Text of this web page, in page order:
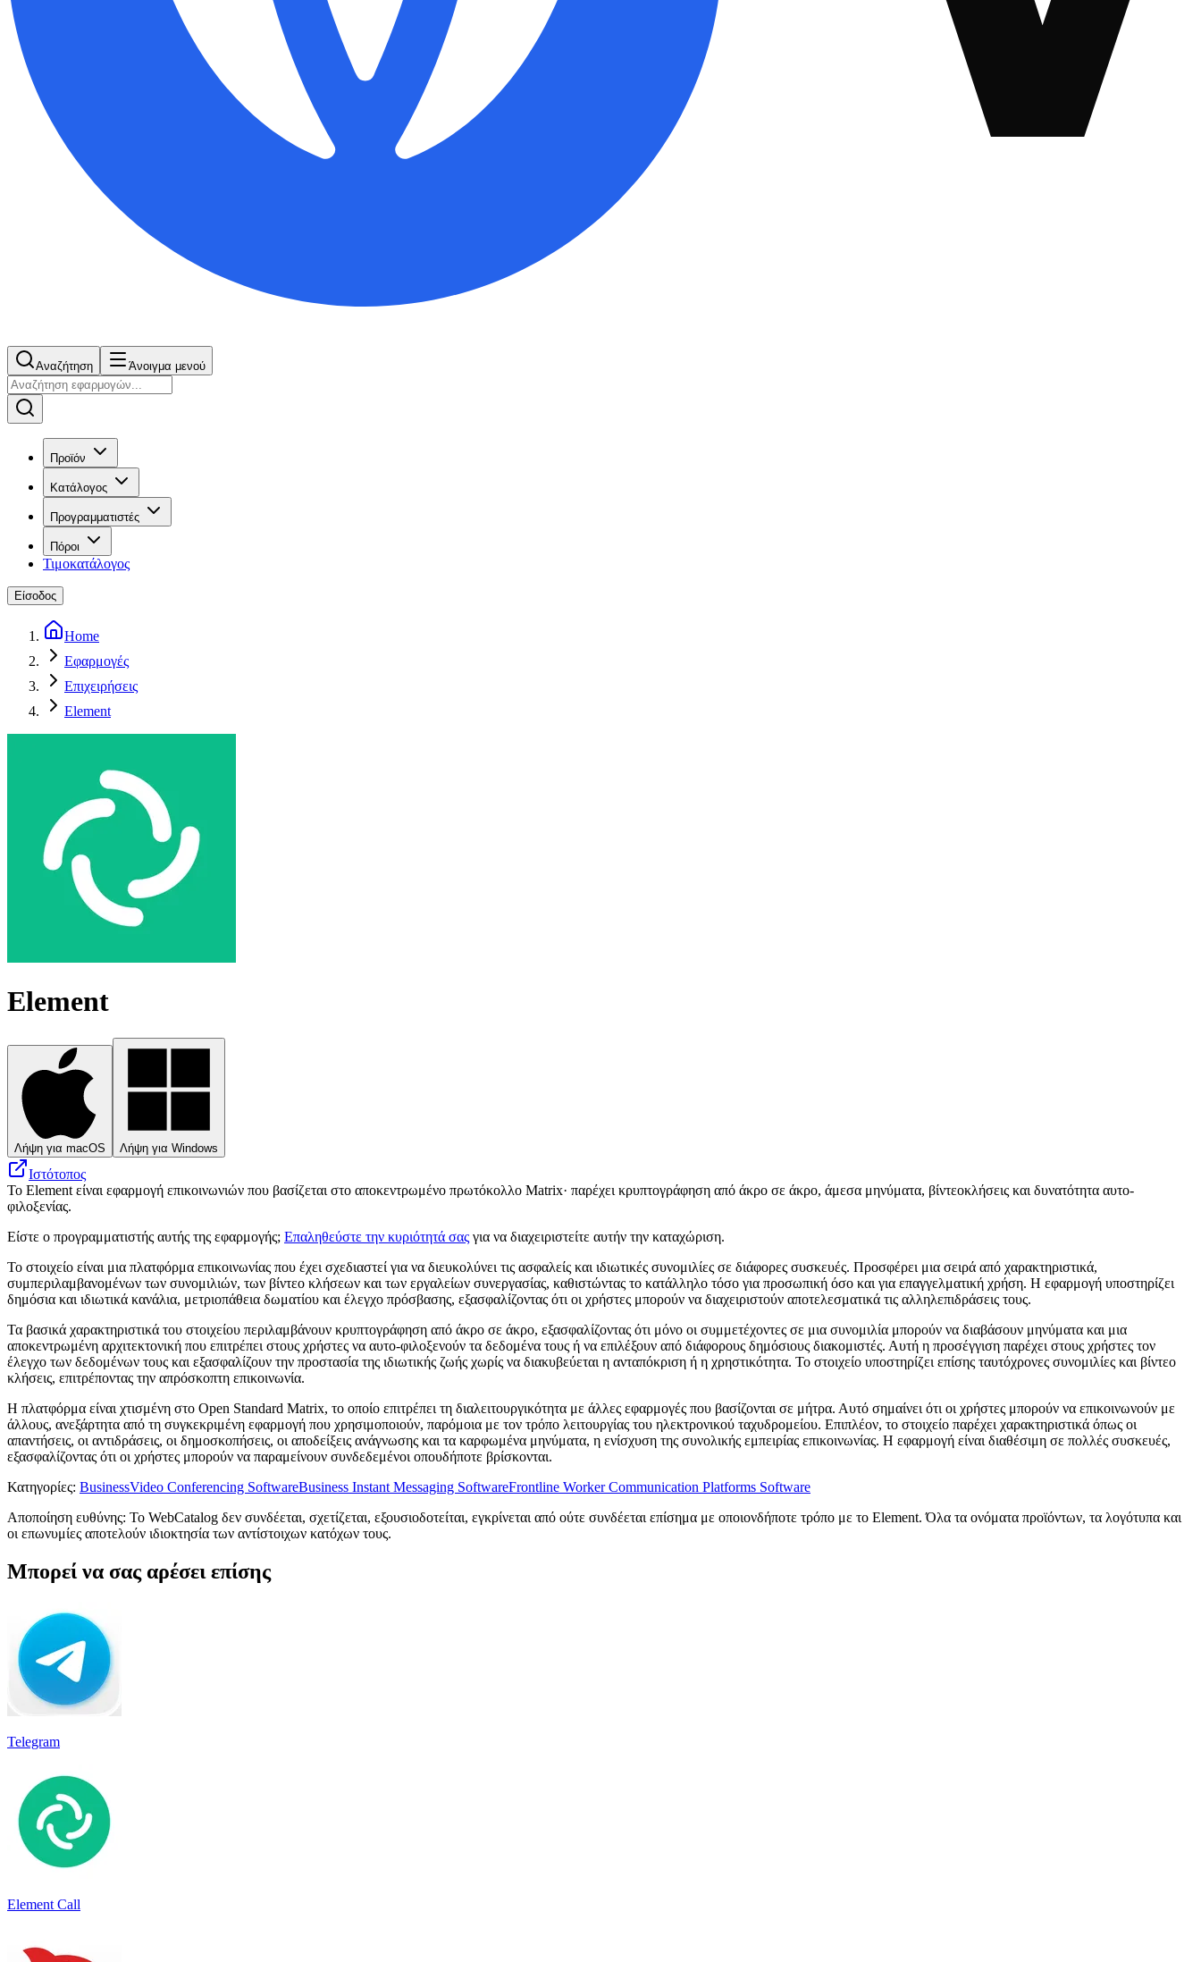
Αναζήτηση Άνοιγμα μενού
Προϊόν
Κατάλογος
Προγραμματιστές
Πόροι
Τιμοκατάλογος
Είσοδος
Home
Εφαρμογές
Επιχειρήσεις
Element
Element
Λήψη για macOS Λήψη για Windows
Ιστότοπος
Το Element είναι εφαρμογή επικοινωνιών που βασίζεται στο αποκεντρωμένο πρωτόκολλο Matrix· παρέχει κρυπτογράφηση από άκρο σε άκρο, άμεσα μηνύματα, βίντεοκλήσεις και δυνατότητα αυτο-
φιλοξενίας.
Είστε ο προγραμματιστής αυτής της εφαρμογής; Επαληθεύστε την κυριότητά σας για να διαχειριστείτε αυτήν την καταχώριση.
Το στοιχείο είναι μια πλατφόρμα επικοινωνίας που έχει σχεδιαστεί για να διευκολύνει τις ασφαλείς και ιδιωτικές συνομιλίες σε διάφορες συσκευές. Προσφέρει μια σειρά από χαρακτηριστικά,
συμπεριλαμβανομένων των συνομιλιών, των βίντεο κλήσεων και των εργαλείων συνεργασίας, καθιστώντας το κατάλληλο τόσο για προσωπική όσο και για επαγγελματική χρήση. Η εφαρμογή υποστηρίζει
δημόσια και ιδιωτικά κανάλια, μετριοπάθεια δωματίου και έλεγχο πρόσβασης, εξασφαλίζοντας ότι οι χρήστες μπορούν να διαχειριστούν αποτελεσματικά τις αλληλεπιδράσεις τους.
Τα βασικά χαρακτηριστικά του στοιχείου περιλαμβάνουν κρυπτογράφηση από άκρο σε άκρο, εξασφαλίζοντας ότι μόνο οι συμμετέχοντες σε μια συνομιλία μπορούν να διαβάσουν μηνύματα και μια
αποκεντρωμένη αρχιτεκτονική που επιτρέπει στους χρήστες να αυτο-φιλοξενούν τα δεδομένα τους ή να επιλέξουν από διάφορους δημόσιους διακομιστές. Αυτή η προσέγγιση παρέχει στους χρήστες τον
έλεγχο των δεδομένων τους και εξασφαλίζουν την προστασία της ιδιωτικής ζωής χωρίς να διακυβεύεται η ανταπόκριση ή η χρηστικότητα. Το στοιχείο υποστηρίζει επίσης ταυτόχρονες συνομιλίες και βίντεο
κλήσεις, επιτρέποντας την απρόσκοπτη επικοινωνία.
Η πλατφόρμα είναι χτισμένη στο Open Standard Matrix, το οποίο επιτρέπει τη διαλειτουργικότητα με άλλες εφαρμογές που βασίζονται σε μήτρα. Αυτό σημαίνει ότι οι χρήστες μπορούν να επικοινωνούν με
άλλους, ανεξάρτητα από τη συγκεκριμένη εφαρμογή που χρησιμοποιούν, παρόμοια με τον τρόπο λειτουργίας του ηλεκτρονικού ταχυδρομείου. Επιπλέον, το στοιχείο παρέχει χαρακτηριστικά όπως οι
απαντήσεις, οι αντιδράσεις, οι δημοσκοπήσεις, οι αποδείξεις ανάγνωσης και τα καρφωμένα μηνύματα, η ενίσχυση της συνολικής εμπειρίας επικοινωνίας. Η εφαρμογή είναι διαθέσιμη σε πολλές συσκευές,
εξασφαλίζοντας ότι οι χρήστες μπορούν να παραμείνουν συνδεδεμένοι οπουδήποτε βρίσκονται.
Κατηγορίες: BusinessVideo Conferencing SoftwareBusiness Instant Messaging SoftwareFrontline Worker Communication Platforms Software
Αποποίηση ευθύνης: Το WebCatalog δεν συνδέεται, σχετίζεται, εξουσιοδοτείται, εγκρίνεται από ούτε συνδέεται επίσημα με οποιονδήποτε τρόπο με το Element. Όλα τα ονόματα προϊόντων, τα λογότυπα και
οι επωνυμίες αποτελούν ιδιοκτησία των αντίστοιχων κατόχων τους.
Μπορεί να σας αρέσει επίσης
Telegram
Element Call